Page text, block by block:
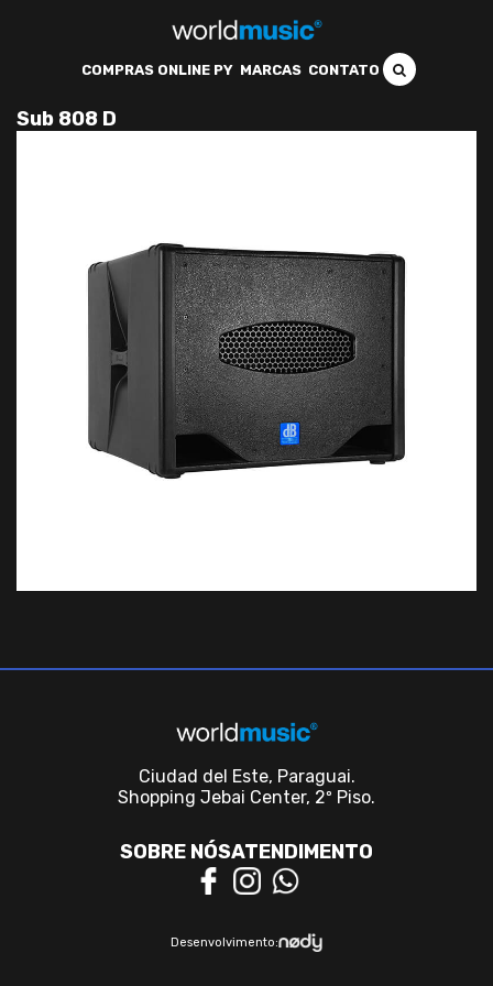
COMPRAS ONLINE PY MARCAS CONTATO
Sub 808 D
Ciudad del Este, Paraguai.
Shopping Jebai Center, 2º Piso.
SOBRE NÓSATENDIMENTO
Desenvolvimento: